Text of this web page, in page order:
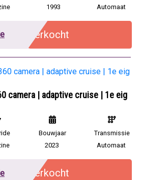
1993
Automaat
Verkocht
camera | adaptive cruise | 1e eig
Bouwjaar
2023
Transmissie
Automaat
Verkocht